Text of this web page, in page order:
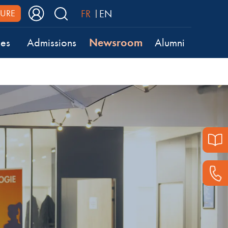
FR EN
Admissions Newsroom Alumni